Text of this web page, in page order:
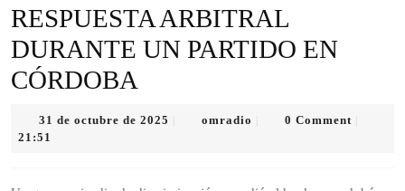
RESPUESTA ARBITRAL
DURANTE UN PARTIDO EN
CÓRDOBA
31 de octubre de 2025
2025
omradio omradio0 Comment
21:51